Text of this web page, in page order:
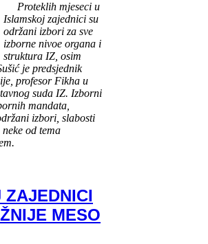
Proteklih mjeseci u
Islamskoj zajednici su
održani izbori za sve
izborne nivoe organa i
struktura IZ, osim
je predsjednik
profesor Fikha u
suda IZ. Izborni
mandata,
izbori, slabosti
od tema
MESO